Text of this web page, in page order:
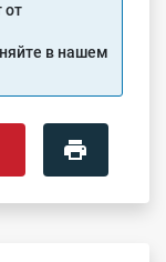
от
в нашем